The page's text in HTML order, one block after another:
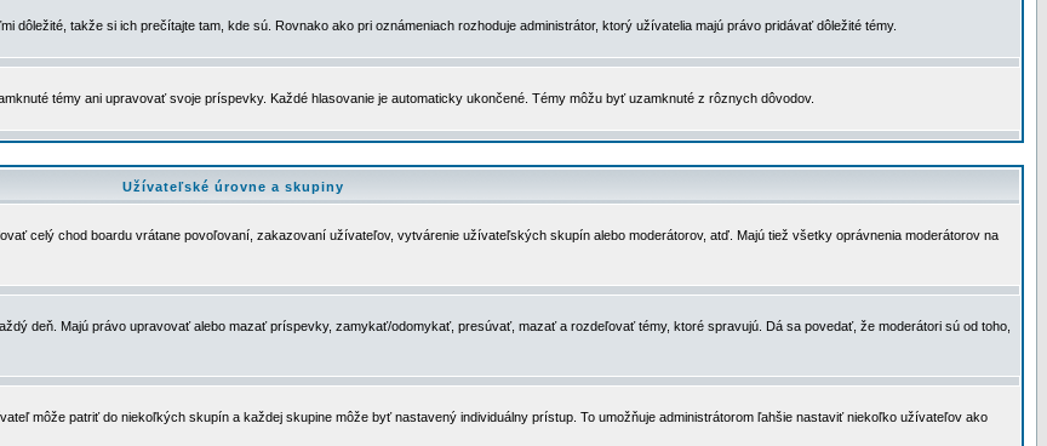
dôležité, takže si ich prečítajte tam, kde sú. Rovnako ako pri oznámeniach rozhoduje administrátor, ktorý užívatelia majú právo pridávať dôležité témy.
témy ani upravovať svoje príspevky. Každé hlasovanie je automaticky ukončené. Témy môžu byť uzamknuté z rôznych dôvodov.
Užívateľské úrovne a skupiny
celý chod boardu vrátane povoľovaní, zakazovaní užívateľov, vytvárenie užívateľských skupín alebo moderátorov, atď. Majú tiež všetky oprávnenia moderátorov na
deň. Majú právo upravovať alebo mazať príspevky, zamykať/odomykať, presúvať, mazať a rozdeľovať témy, ktoré spravujú. Dá sa povedať, že moderátori sú od toho,
môže patriť do niekoľkých skupín a každej skupine môže byť nastavený individuálny prístup. To umožňuje administrátorom ľahšie nastaviť niekoľko užívateľov ako